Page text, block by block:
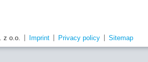
z o.o. Imprint Privacy policy Sitemap